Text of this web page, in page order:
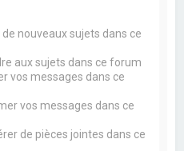
de nouveaux sujets dans ce
aux sujets dans ce forum
vos messages dans ce
vos messages dans ce
de pièces jointes dans ce